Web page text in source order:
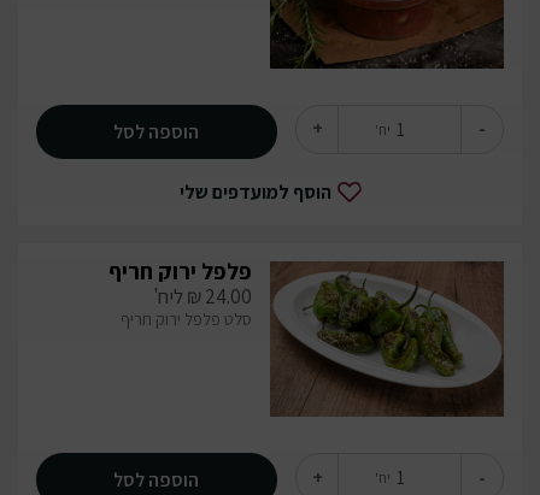
- יח' + הוספה לסל
הוסף למועדפים שלי
פלפל ירוק חריף
₪24.00 ליח'
סלט פלפל ירוק חריף
- יח' + הוספה לסל